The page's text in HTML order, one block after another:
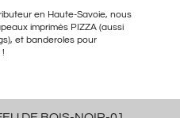
99,00€.
en Haute-Savoie, nous
imprimés PIZZA (aussi
et banderoles pour